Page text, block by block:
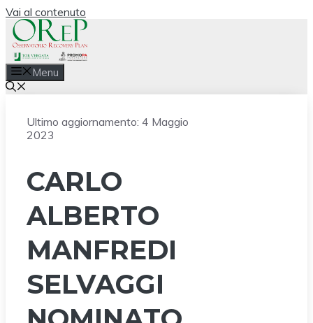
Vai al contenuto
Menu
Ultimo aggiornamento: 4 Maggio
2023
CARLO
ALBERTO
MANFREDI
SELVAGGI